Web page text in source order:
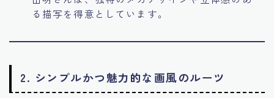
る描写を得意としています。
2. シンプルかつ魅力的な画風のルーツ